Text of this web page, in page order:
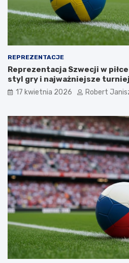
REPREZENTACJE
Reprezentacja Szwecji w
styl gry i najważniejsze
17 kwietnia 2026 Robert